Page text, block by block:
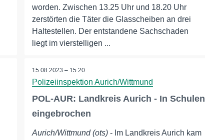
worden. Zwischen 13.25 Uhr und 18.20 Uhr
zerstörten die Täter die Glasscheiben an drei
Haltestellen. Der entstandene Sachschaden
liegt im vierstelligen ...
15.08.2023 – 15:20
Polizeiinspektion Aurich/Wittmund
POL-AUR: Landkreis Aurich - In Schulen
eingebrochen
Aurich/Wittmund (ots)- Im Landkreis Aurich kam